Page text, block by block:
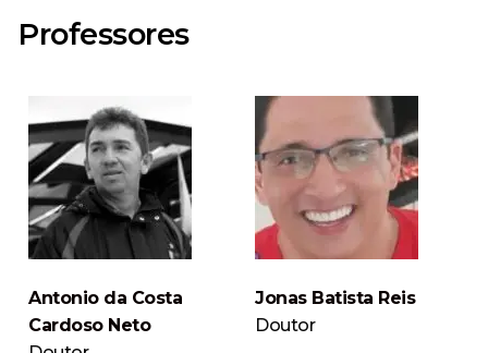
Professores
Antonio da Costa
Cardoso Neto
Jonas Batista Reis
Doutor